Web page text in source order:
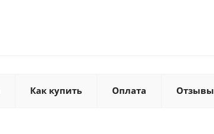
Как купить Оплата Отзывы